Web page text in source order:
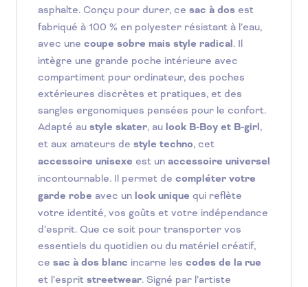
asphalte. Conçu pour durer, ce sac à dos est
fabriqué à 100 % en polyester résistant à l’eau,
avec une coupe sobre mais style radical. Il
intègre une grande poche intérieure avec
compartiment pour ordinateur, des poches
extérieures discrètes et pratiques, et des
sangles ergonomiques pensées pour le confort.
Adapté au style skater, au look B-Boy et B-girl,
et aux amateurs de style techno, cet
accessoire unisexe est un accessoire universel
incontournable. Il permet de compléter votre
garde robe avec un look unique qui reflète
votre identité, vos goûts et votre indépendance
d’esprit. Que ce soit pour transporter vos
essentiels du quotidien ou du matériel créatif,
ce sac à dos blanc incarne les codes de la rue
et l’esprit streetwear. Signé par l’artiste